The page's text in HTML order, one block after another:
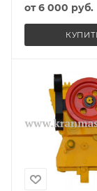
от6 000 руб.